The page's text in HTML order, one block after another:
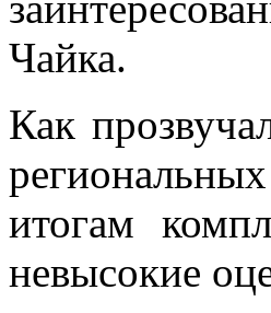
Чайка.
Как
итогам
невысокие